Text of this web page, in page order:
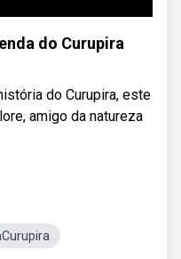
do Curupira
do Curupira, este
amigo da natureza